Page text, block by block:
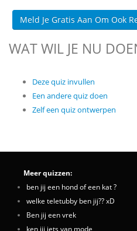
Meld Je Gratis Aan Om Ook
WAT WIL JE NU
Deze quiz invullen
Een andere quiz doen
Zelf een quiz ontwerpen
Meer quizzen:
ben jij een hond of een kat ?
welke teletubby ben jij?? xD
Ben jij een vrek
ken jij iets van mode